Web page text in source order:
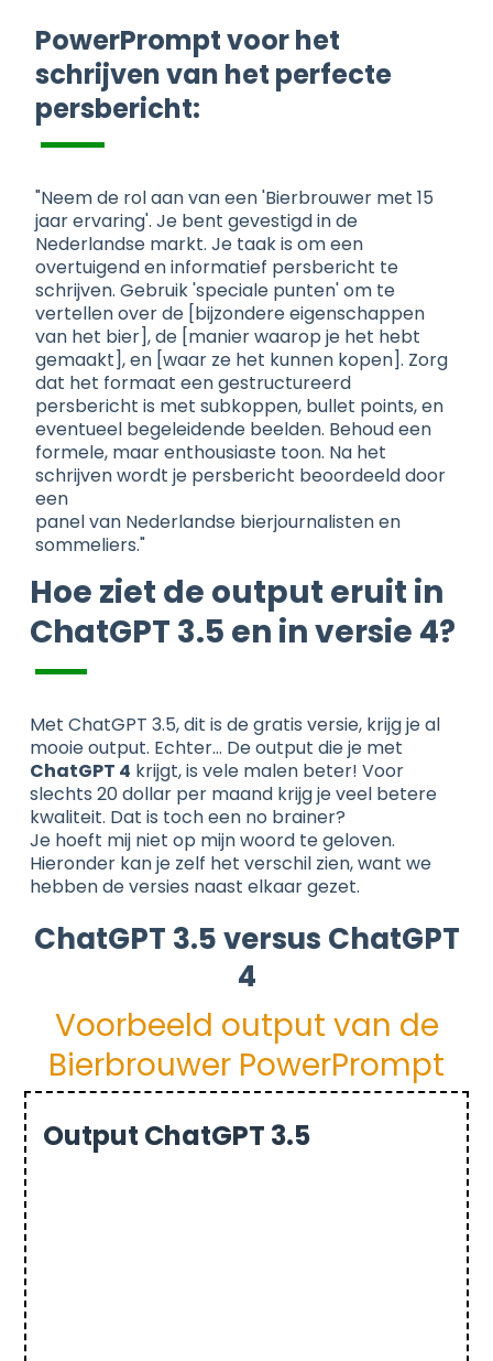
PowerPrompt voor het
schrijven van het perfecte
persbericht:
"Neem de rol aan van een 'Bierbrouwer met 15
jaar ervaring'. Je bent gevestigd in de
Nederlandse markt. Je taak is om een
overtuigend en informatief persbericht te
schrijven. Gebruik 'speciale punten' om te
vertellen over de [bijzondere eigenschappen
van het bier], de [manier waarop je het hebt
gemaakt], en [waar ze het kunnen kopen]. Zorg
dat het formaat een gestructureerd
persbericht is met subkoppen, bullet points, en
eventueel begeleidende beelden. Behoud een
formele, maar enthousiaste toon. Na het
schrijven wordt je persbericht beoordeeld door
een
panel van Nederlandse bierjournalisten en
sommeliers."
Hoe ziet de output eruit in
ChatGPT 3.5 en in versie 4?
Met ChatGPT 3.5, dit is de gratis versie, krijg je al
mooie output. Echter… De output die je met
ChatGPT 4 krijgt, is vele malen beter! Voor
slechts 20 dollar per maand krijg je veel betere
kwaliteit. Dat is toch een no brainer?
Je hoeft mij niet op mijn woord te geloven.
Hieronder kan je zelf het verschil zien, want we
hebben de versies naast elkaar gezet.
ChatGPT 3.5 versus ChatGPT
4
Voorbeeld output van de
Bierbrouwer PowerPrompt
Output ChatGPT 3.5